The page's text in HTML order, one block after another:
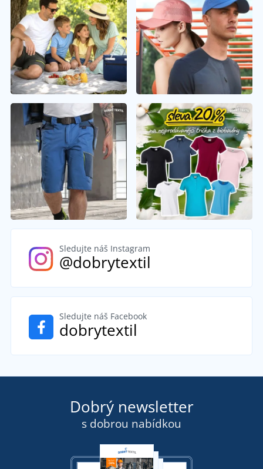
Sledujte náš Instagram
@dobrytextil
Sledujte náš Facebook
dobrytextil
Dobrý newsletter
s dobrou nabídkou